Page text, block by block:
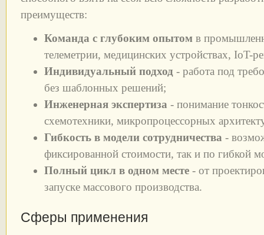
преимуществ:
Команда с глубоким опытом в
телеметрии, медицинских устройствах, IoT-
Индивидуальный подход - работа под
без шаблонных решений;
Инженерная экспертиза - понимание
схемотехники, микропроцессорных
Гибкость в модели сотрудничества -
фиксированной стоимости, так и по гибкой
Полный цикл в одном месте - от
запуске массового производства.
Сферы применения